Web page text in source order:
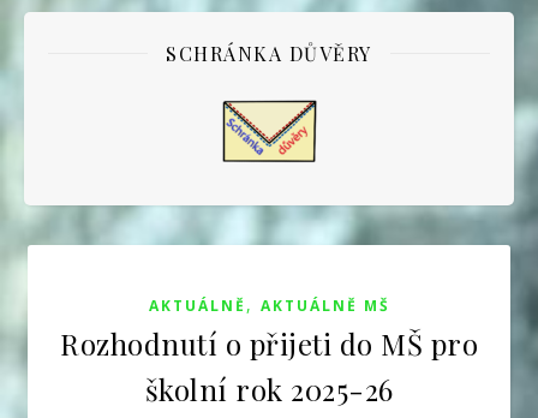
SCHRÁNKA DŮVĚRY
AKTUÁLNĚ , AKTUÁLNĚ MŠ
Rozhodnutí o přijeti do MŠ pro
školní rok 2025-26